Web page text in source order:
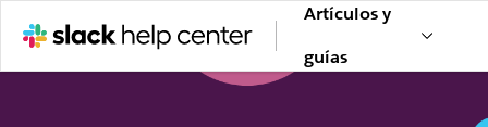
Artículos y
guías